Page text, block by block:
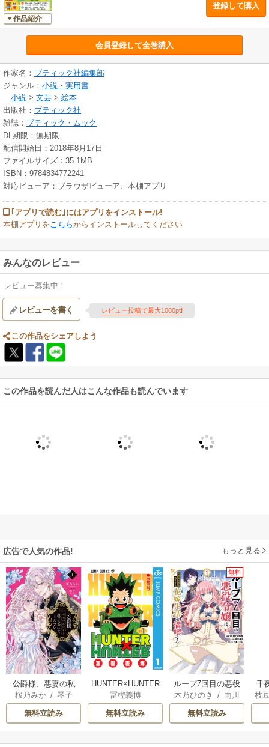
作品紹介
登録して購入
会員登録して全巻購入
作家名： ブティック社編集部
ジャンル： 小説・実用書
小説 > 文芸 > 絵本
出版社： ブティック社
雑誌： ブティック・ムック
DL期限：無期限
配信開始日：2018年8月17日
ファイルサイズ：35.1MB
ISBN：9784834772241
対応ビューア：ブラウザビューア、本棚アプリ
｢アプリで読む｣にはアプリをインストール!
本棚アプリをこちらからインストールしてください
みんなのレビュー
レビュー募集中！
レビューを書く レビュー投稿で最大1000pt!
この作品をシェアしよう
この作品を読んだ人はこんな作品も読んでいます
広告で人気の作品! もっと見る
公爵様、悪妻の私
はもう放っておい
てください
桜乃みか/ 琴子
無料立読み
HUNTER×HUNTER
モノクロ版
冨樫義博
無料立読み
無料
ループ7回目の悪役
令嬢は、元敵国で
自由気ままな花嫁
生活を満喫する
木乃ひのき /雨川
透子/八美☆わん
無料立読み
千
国
枝